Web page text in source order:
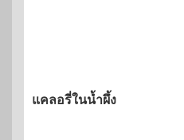
แคลอรี่ในน้ำผึ้ง